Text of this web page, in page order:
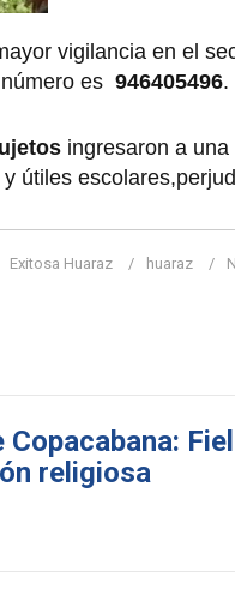
vigilancia en el
es 946405496.
ingresaron a una
útiles
Exitosa Huaraz huaraz
Copacabana:
religiosa